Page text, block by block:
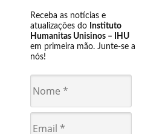
Receba as notícias e
atualizações do Instituto
Humanitas Unisinos – IHU
em primeira mão. Junte-se a
nós!